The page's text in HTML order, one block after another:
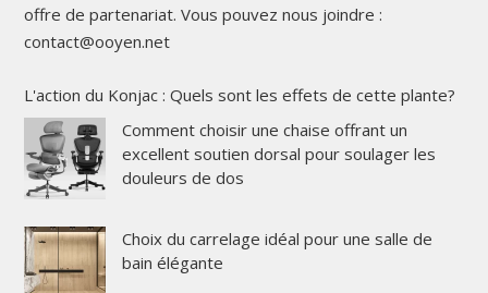
offre de partenariat. Vous pouvez nous joindre :
contact@ooyen.net
L'action du Konjac : Quels sont les effets de cette plante?
Comment choisir une chaise offrant un
excellent soutien dorsal pour soulager les
douleurs de dos
Choix du carrelage idéal pour une salle de
bain élégante